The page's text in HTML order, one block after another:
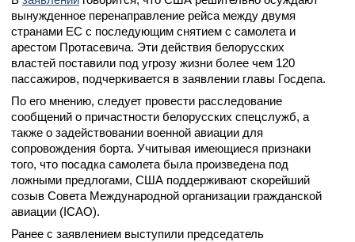
вынужденное перенаправление рейса между двумя
странами ЕС с последующим снятием с самолета и
арестом Протасевича. Эти действия белорусских
властей поставили под угрозу жизни более чем 120
пассажиров, подчеркивается в заявлении главы Госдепа.
По его мнению, следует провести расследование
сообщений о причастности белорусских спецслужб, а
также о задействовании военной авиации для
сопровождения борта. Учитывая имеющиеся признаки
того, что посадка самолета была произведена под
ложными предлогами, США поддерживают скорейший
созыв Совета Международной организации гражданской
авиации (ICAO).
Ранее с заявлением выступили председатель